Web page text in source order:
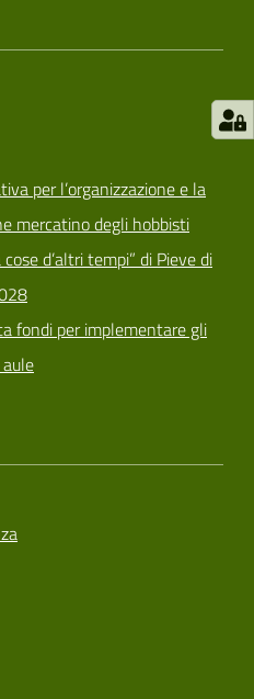
per l’organizzazione e la
mercatino degli hobbisti
d’altri tempi” di Pieve di
fondi per implementare gli